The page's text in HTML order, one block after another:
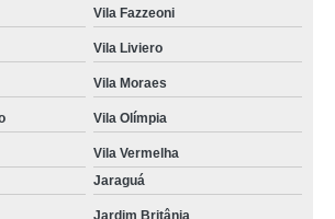
Vila Fazzeoni
Vila Liviero
Vila Moraes
Vila Olímpia
Vila Vermelha
Jaraguá
Jardim Britânia